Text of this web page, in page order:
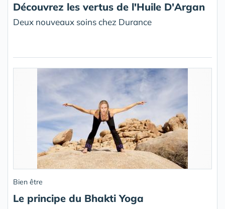
Découvrez les vertus de l'Huile D'Argan
Deux nouveaux soins chez Durance
Bien être
Le principe du Bhakti Yoga